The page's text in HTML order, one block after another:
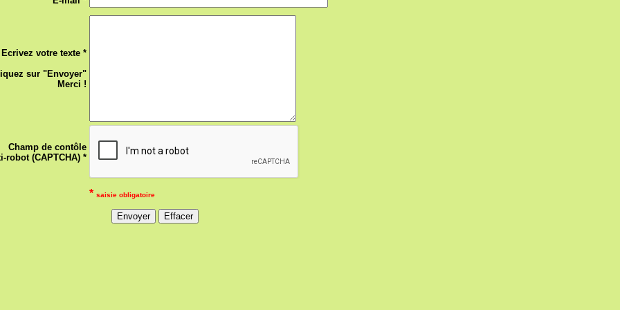
Ecrivez votre texte *
sur "Envoyer"
Merci !
Champ de contôle
robot (CAPTCHA) *
* saisie obligatoire